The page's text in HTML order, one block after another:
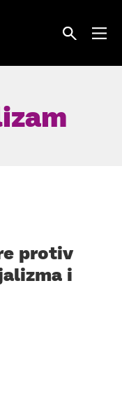
protiv
i